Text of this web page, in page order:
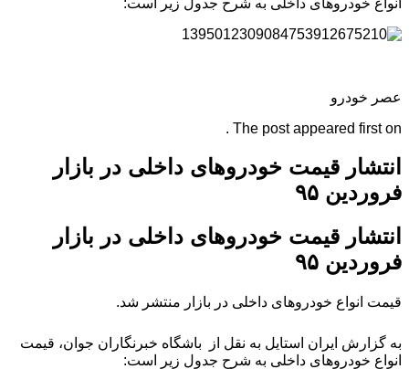
عصر خودرو
The post appeared first on .
انتشار قیمت خودروهای داخلی در بازار
فروردین ۹۵
انتشار قیمت خودروهای داخلی در بازار
فروردین ۹۵
قیمت انواع خودروهای داخلی در بازار منتشر شد.
به گزارش ایران استایل به نقل از باشگاه خبرنگاران جوان، قیمت
انواع خودروهای داخلی به شرح جدول زیر است: